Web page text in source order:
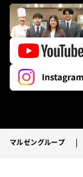
マルゼングループ